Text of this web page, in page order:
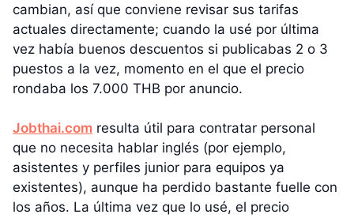
cambian, así que conviene revisar sus tarifas
actuales directamente; cuando la usé por última
vez había buenos descuentos si publicabas 2 o 3
puestos a la vez, momento en el que el precio
rondaba los 7.000 THB por anuncio.
Jobthai.com resulta útil para contratar personal
que no necesita hablar inglés (por ejemplo,
asistentes y perfiles junior para equipos ya
existentes), aunque ha perdido bastante fuelle con
los años. La última vez que lo usé, el precio